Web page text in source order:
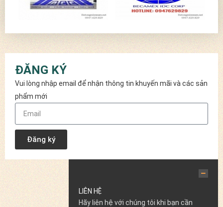
ĐĂNG KÝ
Vui lòng nhập email để nhận thông tin khuyến mãi và các sản
phẩm mới
Đăng ký
LIÊN HỆ
Hãy liên hệ với chúng tôi khi bạn cần